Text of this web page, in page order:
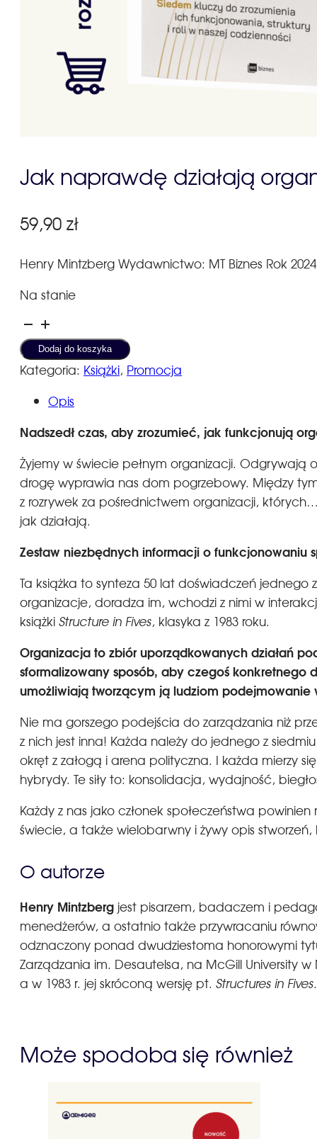
Jak naprawdę działają
59,90 zł
Henry Mintzberg Wydawnictwo: MT Biznes Rok 2024
Na stanie
ilość
Jak
naprawdę
działają
organizacje
Dodaj do koszyka
Kategoria: Książki, Promocja
Opis
Nadszedł czas, aby zrozumieć, jak funkcjonują
Żyjemy w świecie pełnym organizacji. Odgrywają
drogę wyprawia nas dom pogrzebowy. Między
z rozrywek za pośrednictwem organizacji,
jak działają.
Zestaw niezbędnych informacji o
Ta książka to synteza 50 lat doświadczeń
organizacje, doradza im, wchodzi z nimi w
książki Structure in Fives, klasyka z 1983 roku.
Organizacja to zbiór uporządkowanych działań
sformalizowany sposób, aby czegoś
umożliwiają tworzącym ją ludziom podejmowanie
Nie ma gorszego podejścia do zarządzania niż
z nich jest inna! Każda należy do jednego z
okręt z załogą i arena polityczna. I każda mierzy
hybrydy. Te siły to: konsolidacja, wydajność,
Każdy z nas jako członek społeczeństwa
świecie, a także wielobarwny i żywy opis stworzeń,
O autorze
Henry Mintzberg jest pisarzem, badaczem i
menedżerów, a ostatnio także przywracaniu
odznaczony ponad dwudziestoma honorowymi
Zarządzania im. Desautelsa, na McGill University
a w 1983 r. jej skróconą wersję pt. Structures in Fives
Może spodoba się również